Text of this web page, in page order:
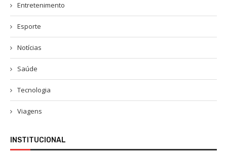
Entretenimento
Esporte
Notícias
Saúde
Tecnologia
Viagens
INSTITUCIONAL